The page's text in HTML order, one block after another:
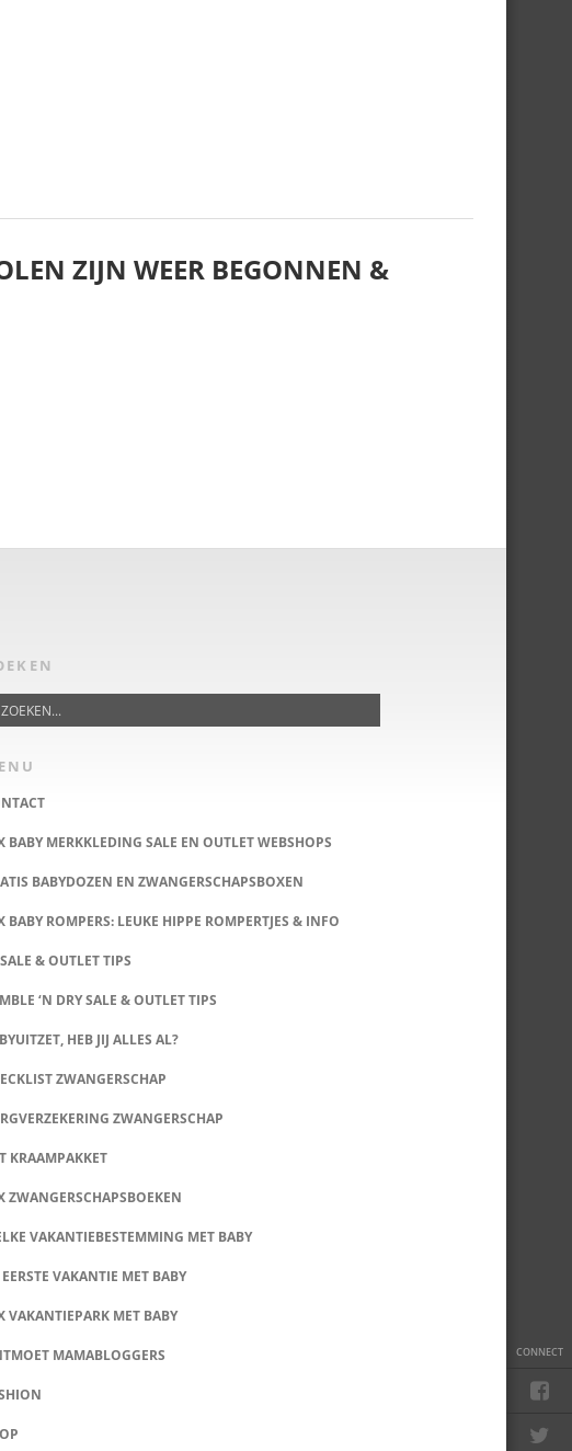
CONNECT
ZIJN WEER BEGONNEN &
BABY MERKKLEDING SALE EN OUTLET WEBSHOPS
BABYDOZEN EN ZWANGERSCHAPSBOXEN
BABY ROMPERS: LEUKE HIPPE ROMPERTJES & INFO
& OUTLET TIPS
‘N DRY SALE & OUTLET TIPS
HEB JIJ ALLES AL?
ZWANGERSCHAP
ZWANGERSCHAP
KRAAMPAKKET
ZWANGERSCHAPSBOEKEN
VAKANTIEBESTEMMING MET BABY
EERSTE VAKANTIE MET BABY
VAKANTIEPARK MET BABY
MAMABLOGGERS